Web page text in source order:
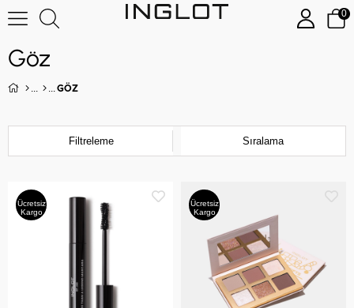
0
Göz
GÖZ
Filtreleme Sıralama
Ücretsiz
Kargo
Ücretsiz
Kargo